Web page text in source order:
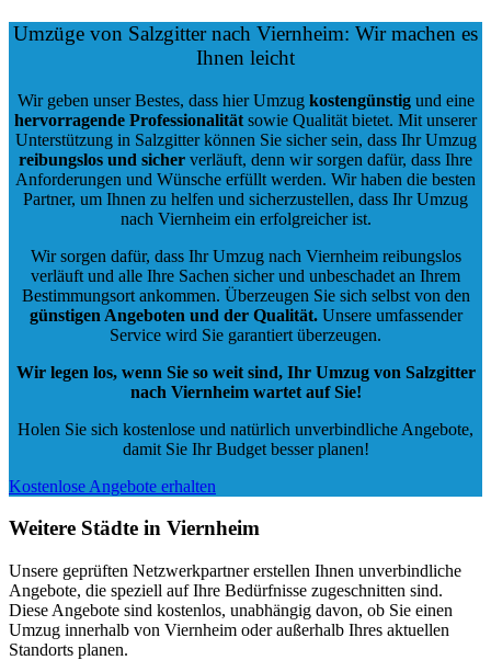
Umzüge von Salzgitter nach Viernheim: Wir machen es
Ihnen leicht
Wir geben unser Bestes, dass hier Umzug kostengünstigund eine
hervorragende Professionalität sowie Qualität bietet. Mit unserer
Unterstützung in Salzgitter können Sie sicher sein, dass Ihr Umzug
reibungslos und sicher verläuft, denn wir sorgen dafür, dass Ihre
Anforderungen und Wünsche erfüllt werden. Wir haben die besten
Partner, um Ihnen zu helfen und sicherzustellen, dass Ihr Umzug
nach Viernheim ein erfolgreicher ist.
Wir sorgen dafür, dass Ihr Umzug nach Viernheim reibungslos
verläuft und alle Ihre Sachen sicher und unbeschadet an Ihrem
Bestimmungsort ankommen. Überzeugen Sie sich selbst von den
günstigen Angeboten und der Qualität.Unsere umfassender
Service wird Sie garantiert überzeugen.
Wir legen los, wenn Sie so weit sind, Ihr Umzug von Salzgitter
nach Viernheim wartet auf Sie!
Holen Sie sich kostenlose und natürlich unverbindliche Angebote,
damit Sie Ihr Budget besser planen!
Kostenlose Angebote erhalten
Weitere Städte in Viernheim
Unsere geprüften Netzwerkpartner erstellen Ihnen unverbindliche
Angebote, die speziell auf Ihre Bedürfnisse zugeschnitten sind.
Diese Angebote sind kostenlos, unabhängig davon, ob Sie einen
Umzug innerhalb von Viernheim oder außerhalb Ihres aktuellen
Standorts planen.